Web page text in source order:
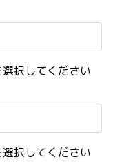
択してください
択してください